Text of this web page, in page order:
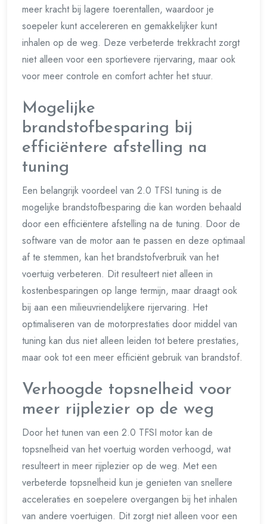
meer kracht bij lagere toerentallen, waardoor je
soepeler kunt accelereren en gemakkelijker kunt
inhalen op de weg. Deze verbeterde trekkracht zorgt
niet alleen voor een sportievere rijervaring, maar ook
voor meer controle en comfort achter het stuur.
Mogelijke
brandstofbesparing bij
efficiëntere afstelling na
tuning
Een belangrijk voordeel van 2.0 TFSI tuning is de
mogelijke brandstofbesparing die kan worden behaald
door een efficiëntere afstelling na de tuning. Door de
software van de motor aan te passen en deze optimaal
af te stemmen, kan het brandstofverbruik van het
voertuig verbeteren. Dit resulteert niet alleen in
kostenbesparingen op lange termijn, maar draagt ook
bij aan een milieuvriendelijkere rijervaring. Het
optimaliseren van de motorprestaties door middel van
tuning kan dus niet alleen leiden tot betere prestaties,
maar ook tot een meer efficiënt gebruik van brandstof.
Verhoogde topsnelheid voor
meer rijplezier op de weg
Door het tunen van een 2.0 TFSI motor kan de
topsnelheid van het voertuig worden verhoogd, wat
resulteert in meer rijplezier op de weg. Met een
verbeterde topsnelheid kun je genieten van snellere
acceleraties en soepelere overgangen bij het inhalen
van andere voertuigen. Dit zorgt niet alleen voor een